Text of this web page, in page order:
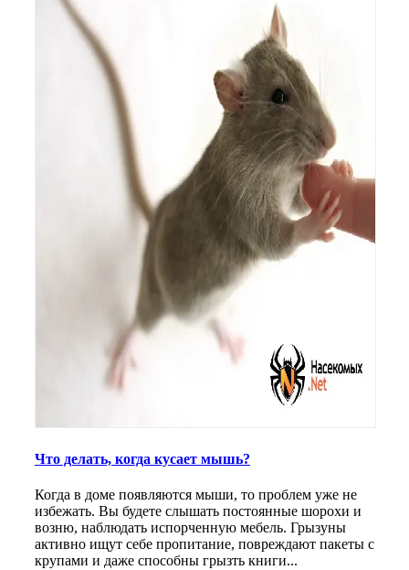
Что делать, когда кусает мышь?
Когда в доме появляются мыши, то проблем уже не
избежать. Вы будете слышать постоянные шорохи и
возню, наблюдать испорченную мебель. Грызуны
активно ищут себе пропитание, повреждают пакеты с
крупами и даже способны грызть книги...